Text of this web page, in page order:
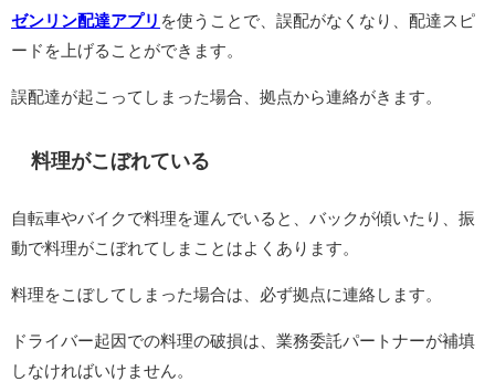
ゼンリン配達アプリ を使うことで、誤配がなくなり、配達スピ
ードを上げることができます。
誤配達が起こってしまった場合、拠点から連絡がきます。
料理がこぼれている
自転車やバイクで料理を運んでいると、バックが傾いたり、振
動で料理がこぼれてしまことはよくあります。
料理をこぼしてしまった場合は、必ず拠点に連絡します。
ドライバー起因での料理の破損は、業務委託パートナーが補填
しなければいけません。